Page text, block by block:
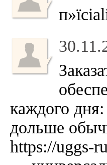
каждого
дольше
https://uggs-